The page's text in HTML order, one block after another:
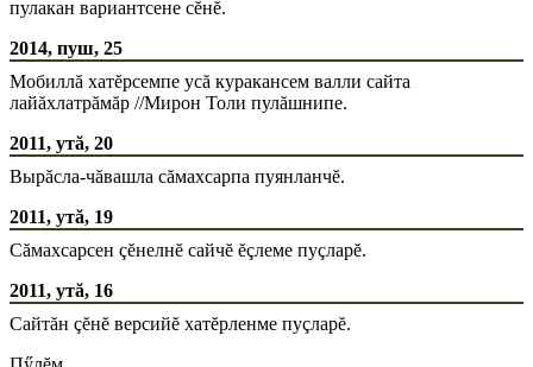
пулакан вариантсене сĕнĕ.
2014, пуш, 25
Мобиллă хатĕрсемпе усă куракансем валли сайта
лайăхлатрăмăр //Мирон Толи пулăшнипе.
2011, утă, 20
Вырăсла-чăвашла сăмахсарпа пуянланчĕ.
2011, утă, 19
Сăмахсарсен çĕнелнĕ сайчĕ ĕçлеме пуçларĕ.
2011, утă, 16
Сайтăн çĕнĕ версийĕ хатĕрленме пуçларĕ.